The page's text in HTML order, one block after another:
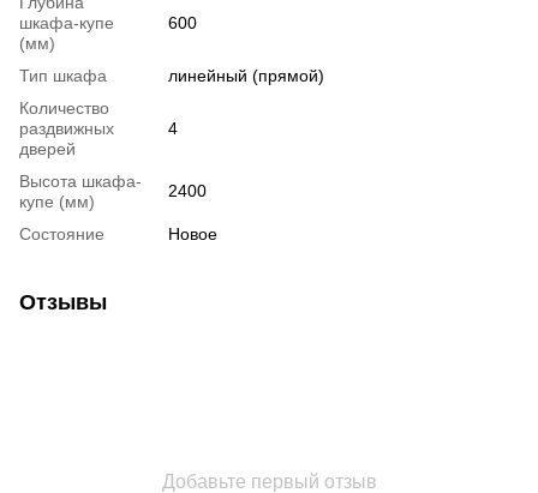
шкафа-купе
(мм)
600
Тип шкафа
линейный (прямой)
Количество
раздвижных
дверей
4
Высота шкафа-
купе (мм)
2400
Состояние Новое
Отзывы
Добавьте первый отзыв